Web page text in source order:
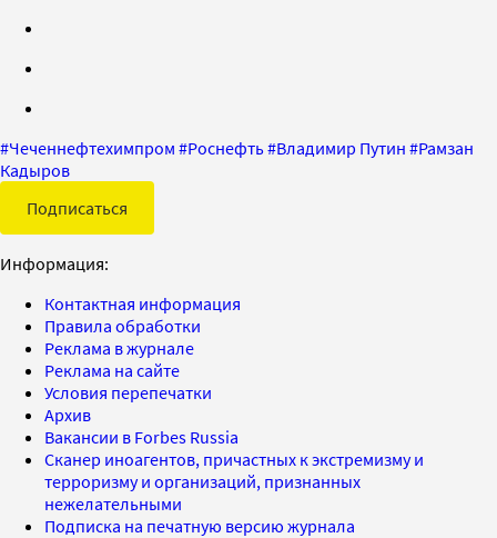
#Чеченнефтехимпром #Роснефть#Владимир Путин #Рамзан
Кадыров
Подписаться
Информация:
Контактная информация
Правила обработки
Реклама в журнале
Реклама на сайте
Условия перепечатки
Архив
Вакансии в Forbes Russia
Сканер иноагентов, причастных к экстремизму и
терроризму и организаций, признанных
нежелательными
Подписка на печатную версию журнала